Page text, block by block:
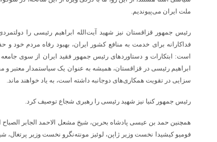
ملت ایران می‌پیوندیم.
رئیس جمهور قزاقستان نیز شهید آیت‌الله ابراهیم رئیسی را
فداکارانه برای خدمت به منافع کشور ایران، بهبود رفاه مردم خود
است: ابتکارات و دستاوردهای رئیس جمهور فقید ایران از سوی جامعه
ابراهیم رئیسی در قزاقستان، همیشه به عنوان یک سیاستمدار معتبر
سزایی در تقویت همکاری‌های دوجانبه داشته است، به یاد خواهند ماند.
رئیس جمهور کنیا نیز شهید رئیسی را رهبری شجاع توصیف کرد.
همچنین حمد بن عیسی پادشاه بحرین، شیخ مشعل الاحمد الجابر
فومیو کیشیدا نخست وزیر ژاپن، لوئیز مونته‌نگرو نخست وزیر پرتغال،